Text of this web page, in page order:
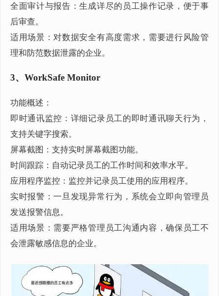
全面审计与报告：生成详尽的员工操作记录，便于事
后审查。
适用场景：对数据安全有高度需求，需要进行风险管
理和防范数据泄露的企业。
3、WorkSafe Monitor
功能概述：
即时通讯监控：详细记录员工的即时通讯聊天行为，
支持关键字搜索。
屏幕截图：支持实时屏幕截图功能。
时间跟踪：自动记录员工的工作时间和效率水平。
应用程序监控：监控并记录员工使用的应用程序。
实时报警：一旦发现异常行为，系统会立即向管理员
发送报警信息。
适用场景：需要严格管理员工沟通内容，确保员工不
会泄露敏感信息的企业。